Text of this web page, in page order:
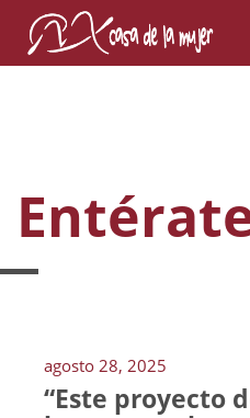
agosto 28, 2025
“Este proyecto